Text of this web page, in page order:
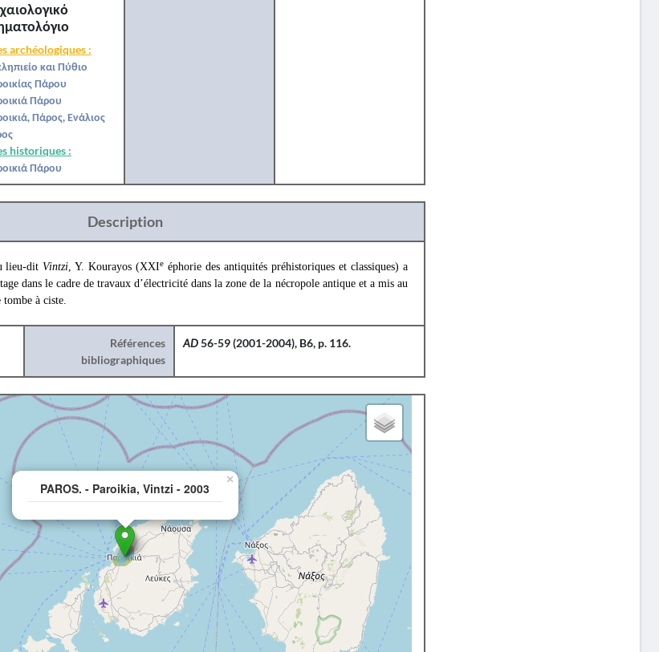
archéologiques :
και Πύθιο
Πάρου
Πάρου
Πάρος, Ενάλιος
historiques :
Πάρου
Description
lieu-dit Vintzi, Y. Kourayos (XXIe éphorie des antiquités préhistoriques et classiques) a
dans le cadre de travaux d’électricité dans la zone de la nécropole antique et a mis au
tombe à ciste.
Références
bibliographiques
AD56-59 (2001-2004), B6, p. 116.
PAROS. - Paroikia, Vintzi - 2003
×